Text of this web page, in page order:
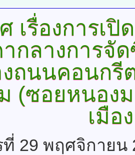
เรื่องการเปิ
กลางการจั
ถนนคอนกรี
(ซอยหนอง
เมือ
29 พฤศจิกายน